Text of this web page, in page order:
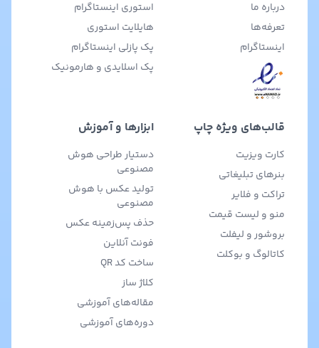
درباره ما
تعرفه‌ها
اینستاگرام
استوری اینستاگرام
هایلایت استوری
پک پازلی اینستاگرام
پک اسلایدی و هارمونیک
قالب‌های ویژه چاپ
کارت ویزیت
بنرهای تبلیغاتی
تراکت و فلایر
منو و لیست قیمت
بروشور و لیفلت
کاتالوگ و بوکلت
ابزارها و آموزش
دستیار طراحی هوش
مصنوعی
تولید عکس با هوش
مصنوعی
حذف پس‌زمینه عکس
فونت آنلاین
ساخت کد QR
کلاژ ساز
مقاله‌های آموزشی
دوره‌های آموزشی